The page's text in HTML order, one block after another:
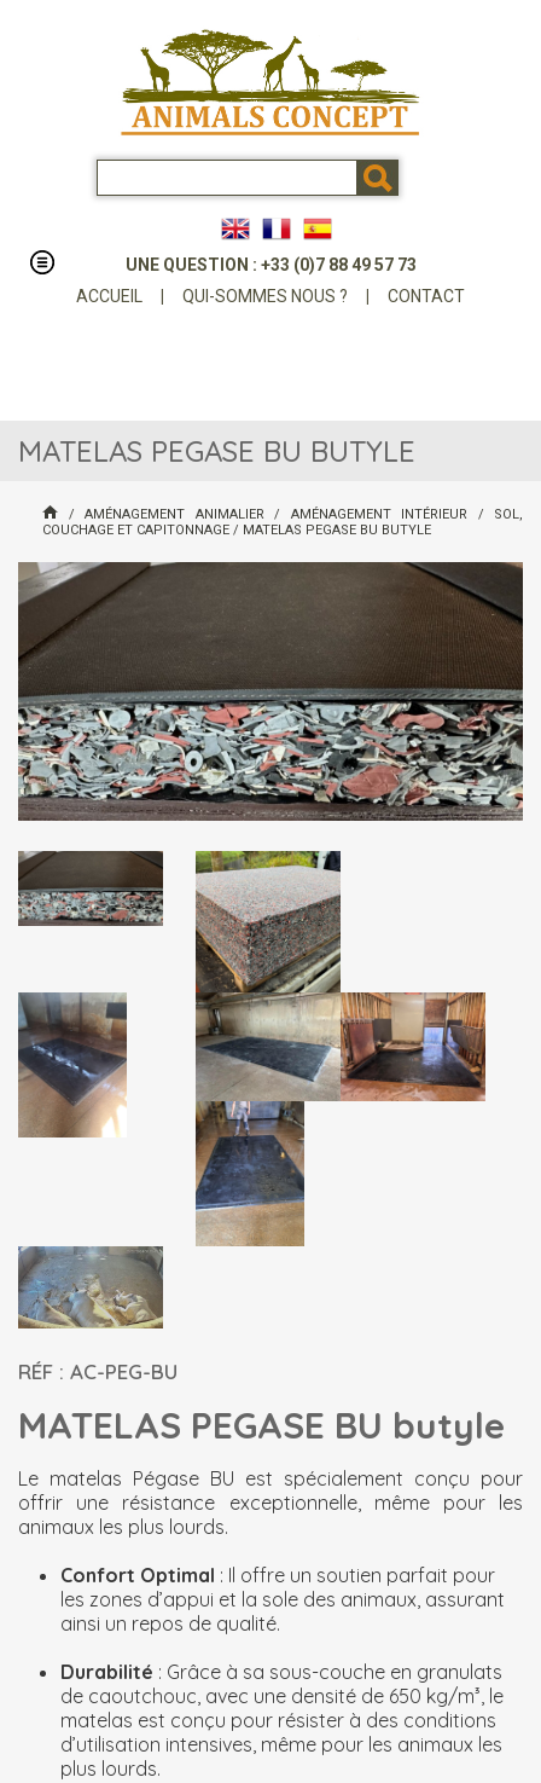
UNE QUESTION : +33 (0)7 88 49 57 73
ACCUEIL
QUI-SOMMES NOUS ? CONTACT
MATELAS PEGASE BU BUTYLE
/ AMÉNAGEMENT ANIMALIER / AMÉNAGEMENT INTÉRIEUR / SOL,
COUCHAGE ET CAPITONNAGE / MATELAS PEGASE BU BUTYLE
RÉF : AC-PEG-BU
MATELAS PEGASE BU butyle
Le matelas Pégase BU est spécialement conçu pour
offrir une résistance exceptionnelle, même pour les
animaux les plus lourds.
Confort Optimal : Il offre un soutien parfait pour
les zones d’appui et la sole des animaux, assurant
ainsi un repos de qualité.
Durabilité : Grâce à sa sous-couche en granulats
de caoutchouc, avec une densité de 650 kg/m³, le
matelas est conçu pour résister à des conditions
d’utilisation intensives, même pour les animaux les
plus lourds.